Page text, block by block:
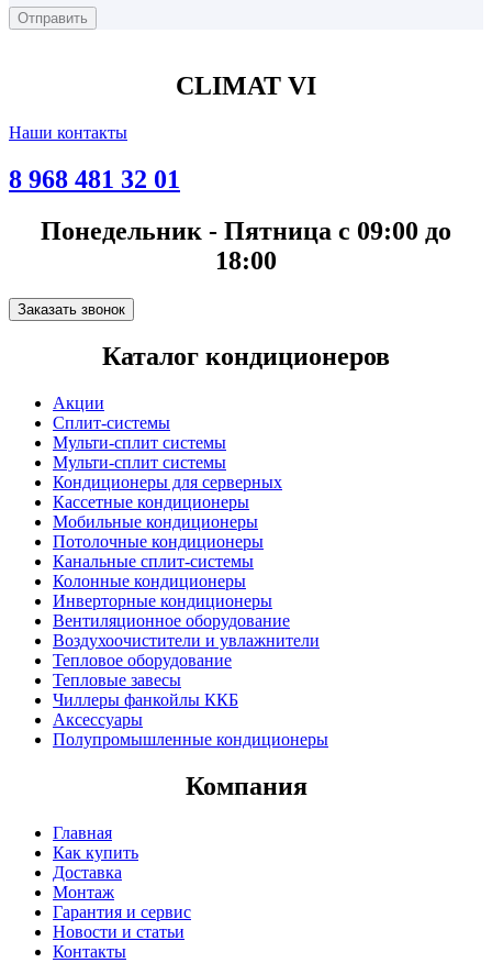
CLIMAT VI
Наши контакты
8 968 481 32 01
Понедельник - Пятница с 09:00 до
18:00
Заказать звонок
Каталог кондиционеров
Акции
Сплит-системы
Мульти-сплит системы
Мульти-сплит системы
Кондиционеры для серверных
Кассетные кондиционеры
Мобильные кондиционеры
Потолочные кондиционеры
Канальные сплит-системы
Колонные кондиционеры
Инверторные кондиционеры
Вентиляционное оборудование
Воздухоочистители и увлажнители
Тепловое оборудование
Тепловые завесы
Чиллеры фанкойлы ККБ
Аксессуары
Полупромышленные кондиционеры
Компания
Главная
Как купить
Доставка
Монтаж
Гарантия и сервис
Новости и статьи
Контакты